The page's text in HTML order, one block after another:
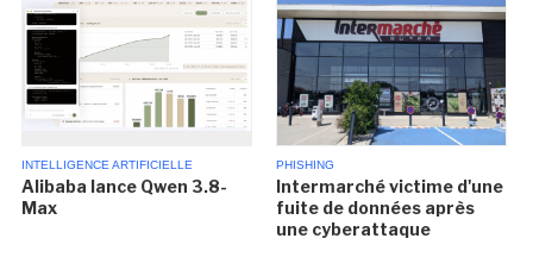
INTELLIGENCE ARTIFICIELLE
Alibaba lance Qwen 3.8-
Max
PHISHING
Intermarché victime d'une
fuite de données après
une cyberattaque